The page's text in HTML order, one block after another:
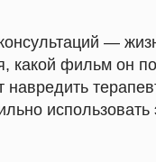
—
какой фильм он
использовать